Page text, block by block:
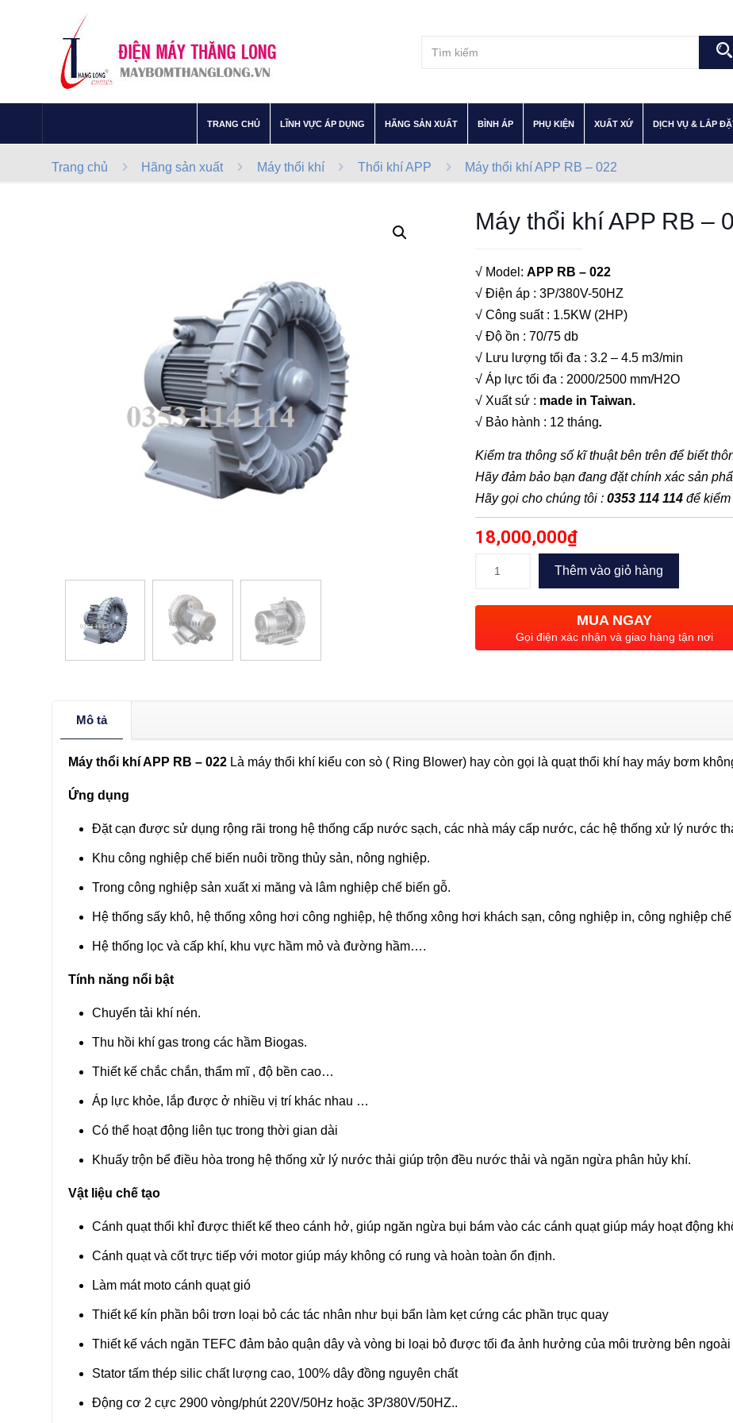
TRANG CHỦ LĨNH VỰC ÁP DỤNG HÃNG SẢN XUẤT BÌNH ÁP PHỤ KIỆN XUẤT XỨ– DỊCH VỤ & LẮP
Trang chủ Hãng sản xuất Máy thổi khí Thổi khí APP Máy thổi khí APP RB – 022
Máy thổi khí APP RB –
√ Model: APP RB – 022
√ Điện áp : 3P/380V-50HZ
√ Công suất : 1.5KW (2HP)
√ Độ ồn : 70/75 db
√ Lưu lượng tối đa : 3.2 – 4.5 m3/min
√ Áp lực tối đa : 2000/2500 mm/H2O
√ Xuất sứ : made in Taiwan.
√ Bảo hành : 12 tháng.
Kiểm tra thông số kĩ thuật bên trên để biết
Hãy đảm bảo bạn đang đặt chính xác sản
Hãy gọi cho chúng tôi :0353 114 114 để
18,000,000₫
khí
RB
Thêm vào giỏ hàng
MUA NGAY
Gọi điện xác nhận và giao hàng tận nơi
Mô tả
Máy thổi khí APP RB – 022Là máy thổi khí kiểu con sò ( Ring Blower) hay còn gọi là quạt thổi khí hay máy bơm
Ứng dụng
Đặt cạn được sử dụng rộng rãi trong hệ thống cấp nước sạch, các nhà máy cấp nước, các hệ thống xử lý nước
Khu công nghiệp chế biến nuôi trồng thủy sản, nông nghiệp.
Trong công nghiệp sản xuất xi măng và lâm nghiệp chế biến gỗ.
Hệ thống sấy khô, hệ thống xông hơi công nghiệp, hệ thống xông hơi khách sạn, công nghiệp in, công nghiệp
Hệ thống lọc và cấp khí, khu vực hầm mỏ và đường hầm….
Tính năng nổi bật
Chuyển tải khí nén.
Thu hồi khí gas trong các hầm Biogas.
Thiết kế chắc chắn, thẩm mĩ , độ bền cao…
Áp lực khỏe, lắp được ở nhiều vị trí khác nhau …
Có thể hoạt động liên tục trong thời gian dài
Khuấy trộn bể điều hòa trong hệ thống xử lý nước thải giúp trộn đều nước thải và ngăn ngừa phân hủy khí.
Vật liệu chế tạo
Cánh quạt thổi khỉ được thiết kế theo cánh hở, giúp ngăn ngừa bụi bám vào các cánh quạt giúp máy hoạt động
Cánh quạt và cốt trực tiếp với motor giúp máy không có rung và hoàn toàn ổn định.
Làm mát moto cánh quạt gió
Thiết kế kín phần bôi trơn loại bỏ các tác nhân như bụi bẩn làm kẹt cứng các phần trục quay
Thiết kế vách ngăn TEFC đảm bảo quận dây và vòng bi loại bỏ được tối đa ảnh hưởng của môi trường bên
Stator tấm thép silic chất lượng cao, 100% dây đồng nguyên chất
Động cơ 2 cực 2900 vòng/phút 220V/50Hz hoặc 3P/380V/50HZ..